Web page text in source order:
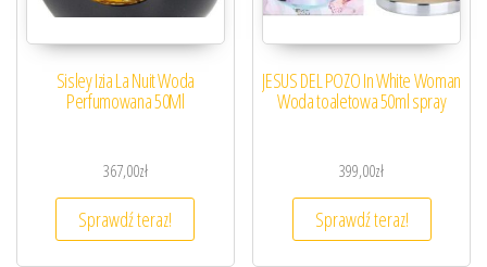
Sisley Izia La Nuit Woda
Perfumowana 50Ml
367,00zł
Sprawdź teraz!
JESUS DEL POZO In White Woman
Woda toaletowa 50ml spray
399,00zł
Sprawdź teraz!